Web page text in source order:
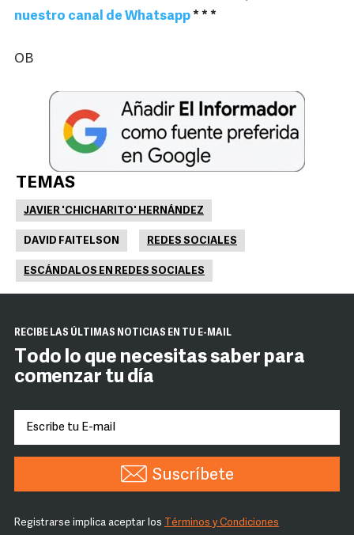
nuestro canal de Whatsapp* * *
OB
TEMAS
JAVIER 'CHICHARITO' HERNÁNDEZ
DAVID FAITELSON REDES SOCIALES
ESCÁNDALOS EN REDES SOCIALES
RECIBE LAS ÚLTIMAS NOTICIAS EN TU E-MAIL
Todo lo que necesitas saber para
comenzar tu día
Suscríbete
Registrarse implica aceptar los Términos y Condiciones